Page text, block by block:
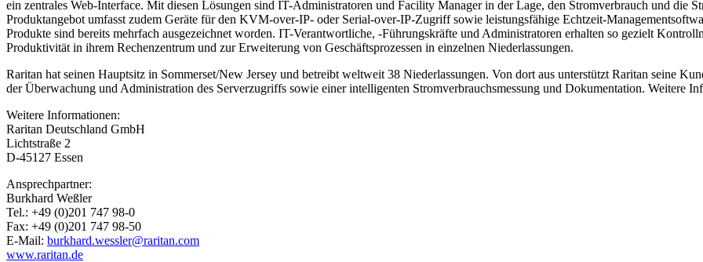
ein zentrales Web-Interface. Mit diesen Lösungen sind IT-Administratoren und Facility Manager in der Lage, den Stromverbrauch und die
Produktangebot umfasst zudem Geräte für den KVM-over-IP- oder Serial-over-IP-Zugriff sowie leistungsfähige Echtzeit-
Produkte sind bereits mehrfach ausgezeichnet worden. IT-Verantwortliche, -Führungskräfte und Administratoren erhalten so gezielt
Produktivität in ihrem Rechenzentrum und zur Erweiterung von Geschäftsprozessen in einzelnen Niederlassungen.
Raritan hat seinen Hauptsitz in Sommerset/New Jersey und betreibt weltweit 38 Niederlassungen. Von dort aus unterstützt Raritan seine
der Überwachung und Administration des Serverzugriffs sowie einer intelligenten Stromverbrauchsmessung und Dokumentation. Weitere
Weitere Informationen:
Raritan Deutschland GmbH
Lichtstraße 2
D-45127 Essen
Ansprechpartner:
Burkhard Weßler
Tel.: +49 (0)201 747 98-0
Fax: +49 (0)201 747 98-50
E-Mail: burkhard.wessler@raritan.com
www.raritan.de